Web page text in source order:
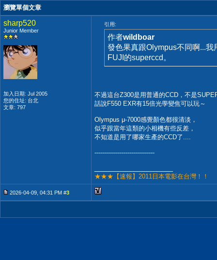
瀏覽單個文章
sharp520
Junior Member
加入日期: Jul 2005
您的住址: 台北
文章: 797
引用:
作者wildboar
發色果真跟Olympus不同啊...
FUJI的superccd。
不過這台Z300是用普通的CCD，不是
話說F550 EXR有15倍光學變焦可以玩～
Olympus μ-7000感覺顏色都很清淡，
似乎跟當年這類的小相機有些反差，
不知道是用了哪家生產的CCD了....
-------------------------------
★★★【速報】2011日本電影在台灣！！
2026-04-09, 04:31 PM #3